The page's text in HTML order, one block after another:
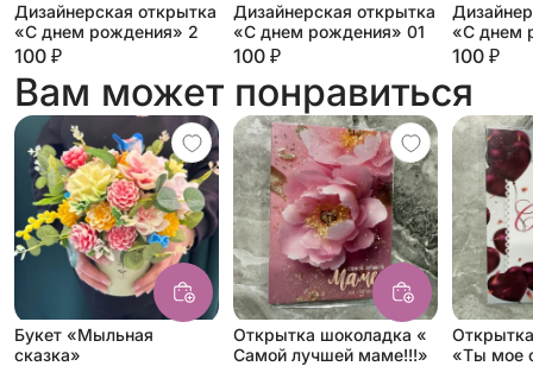
Дизайнерская открытка
«С днем рождения» 2
100 ₽
Дизайнерская открытка
«С днем рождения» 01
100 ₽
«С днем
100 ₽
Вам может понравиться
Букет «Мыльная
сказка»
Открытка шоколадка «
Самой лучшей маме!!!»
«Ты мое